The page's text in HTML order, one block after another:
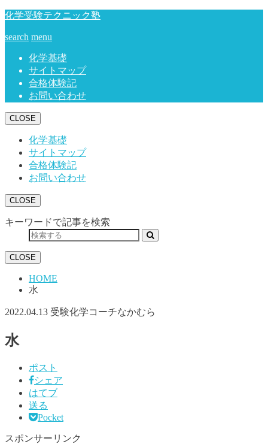
化学受験テクニック塾
search menu
化学基礎
サイトマップ
合格体験記
お問い合わせ
CLOSE
化学基礎
サイトマップ
合格体験記
お問い合わせ
CLOSE
キーワードで記事を検索
CLOSE
HOME
水
2022.04.13 受験化学コーチなかむら
水
ポスト
シェア
はてブ
送る
Pocket
スポンサーリンク